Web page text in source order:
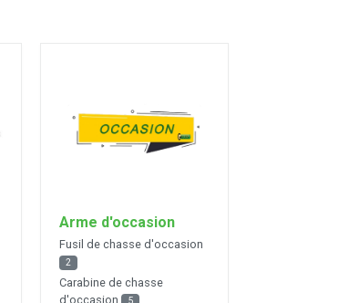
Arme d'occasion
Fusil de chasse d'occasion
2
Carabine de chasse
d'occasion